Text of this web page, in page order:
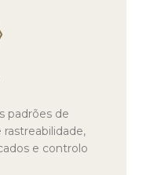
padrões de
e controlo